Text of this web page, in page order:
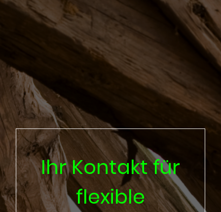
Ihr Kontakt für
flexible